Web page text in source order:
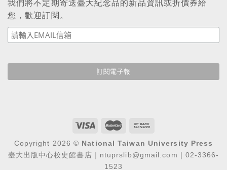
我們將不定期寄送臺大紀念品的新品資訊或折價券給
您，歡迎訂閱。
Copyright 2026 © National Taiwan University Press
臺大出版中心校史館書店｜ntuprslib@gmail.com｜02-3366-
1523